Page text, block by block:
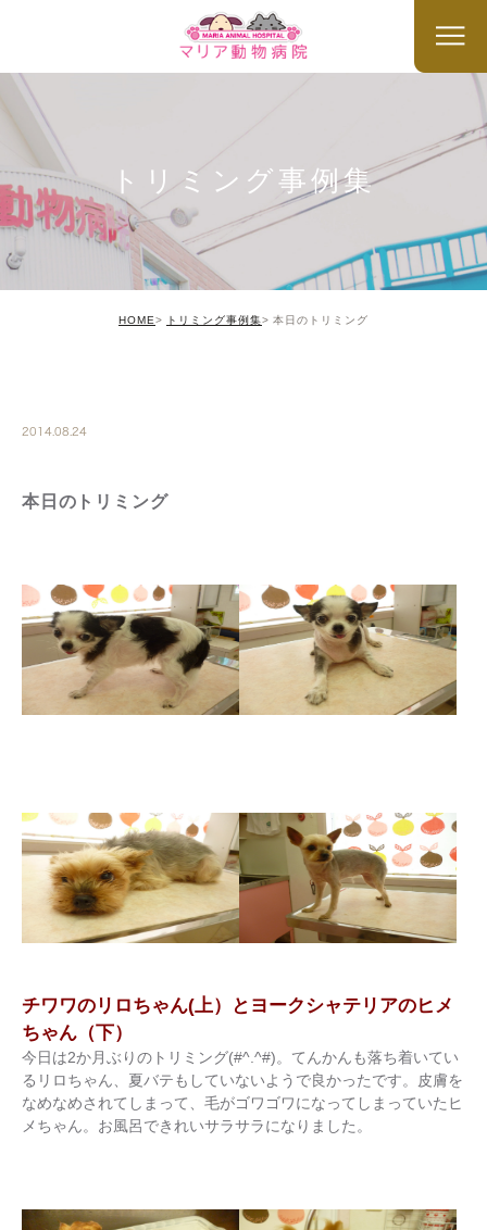
トリミング事例集
HOME トリミング事例集 本日のトリミング
2014.08.24
本日のトリミング
チワワのリロちゃん(上）とヨークシャテリアのヒメ
ちゃん（下）
今日は2か月ぶりのトリミング(#^.^#)。てんかんも落ち着いてい
るリロちゃん、夏バテもしていないようで良かったです。皮膚を
なめなめされてしまって、毛がゴワゴワになってしまっていたヒ
メちゃん。お風呂できれいサラサラになりました。